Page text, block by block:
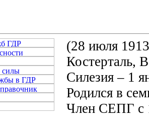
(28 июля
Костерталь,
Силезия – 1
Родился в
Член СЕПГ с